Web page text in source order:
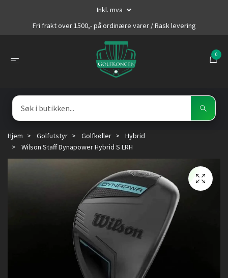
Inkl. mva
Fri frakt over 1500,- på ordinære varer / Rask levering
0
Hjem Golfutstyr Golfkøller
Hybrid
Wilson Staff Dynapower Hybrid S LRH